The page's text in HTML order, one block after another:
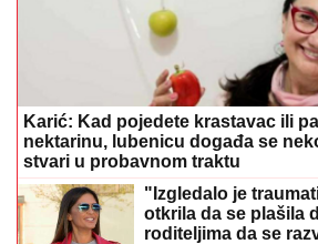
Karić: Kad pojedete krastavac ili
nektarinu, lubenicu događa se
stvari u probavnom traktu
"Izgledalo je
otkrila da se plašila
roditeljima da se